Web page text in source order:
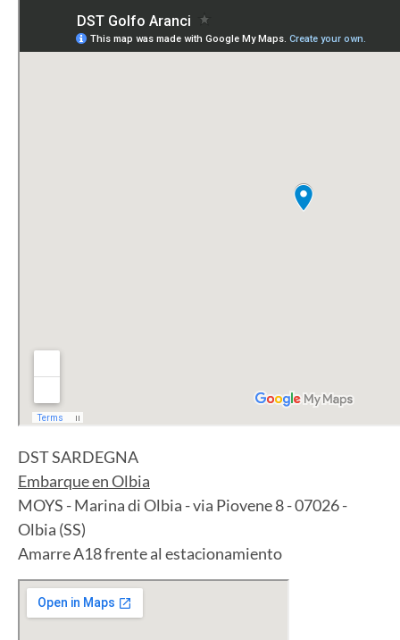
DST SARDEGNA
Embarque en Olbia
MOYS - Marina di Olbia - via Piovene 8 - 07026 -
Olbia (SS)
Amarre A18 frente al estacionamiento